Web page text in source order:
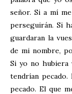
señor. Si a mí
perseguirán. Si
guardaran la
de mi nombre,
Si yo no hubiera
tendrían
pecado. El que